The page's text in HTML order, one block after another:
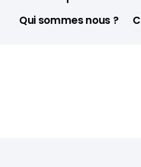
Qui sommes nous ?